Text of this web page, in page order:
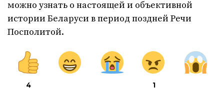
можно узнать о настоящей и объективной
истории Беларуси в период поздней Речи
Посполитой.
4 1